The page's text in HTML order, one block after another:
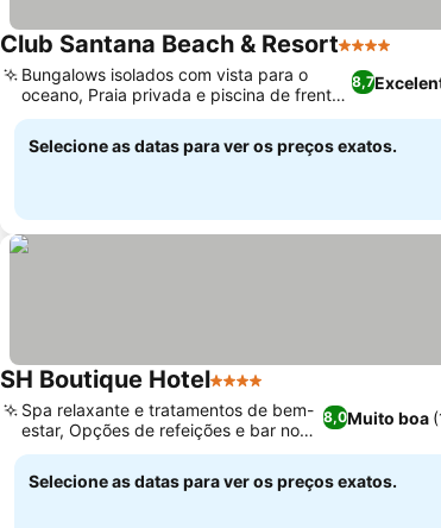
Club Santana Beach & Resort4 Estrelas
8,7
Bungalows isolados com vista para o
oceano, Praia privada e piscina de frente
para o mar
Selecione as datas para ver os preços exatos.
SH Boutique Hotel4 Estrelas
8,0Muito boa
Spa relaxante e tratamentos de bem-
estar, Opções de refeições e bar no
local
Selecione as datas para ver os preços exatos.